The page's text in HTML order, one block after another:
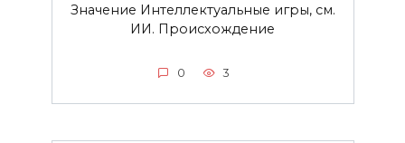
Значение Интеллектуальные игры, см.
ИИ. Происхождение
0 3